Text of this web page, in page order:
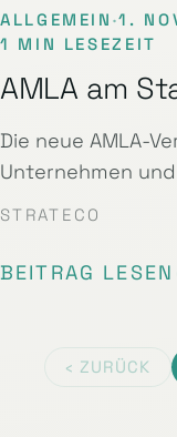
ALLGEMEIN ·1.
1 MIN LESEZEIT
AMLA am
Die neue AMLA-
Unternehmen
STRATECO
BEITRAG LESEN
‹ ZURÜCK